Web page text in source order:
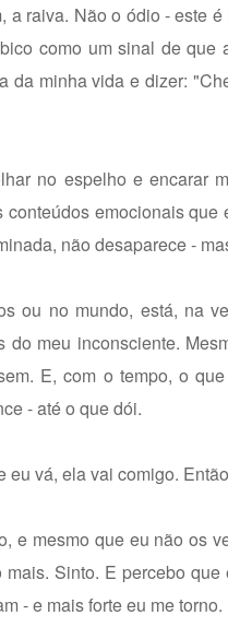
raiva. Não o ódio - este
como um sinal de
minha vida e dizer:
no espelho e encarar
emocionais
não desaparece -
ou no mundo, está, na
meu inconsciente.
E, com o tempo, o
- até o que dói.
vá, ela vai comigo.
e mesmo que eu não os
Sinto. E percebo
- e mais forte eu me torno.